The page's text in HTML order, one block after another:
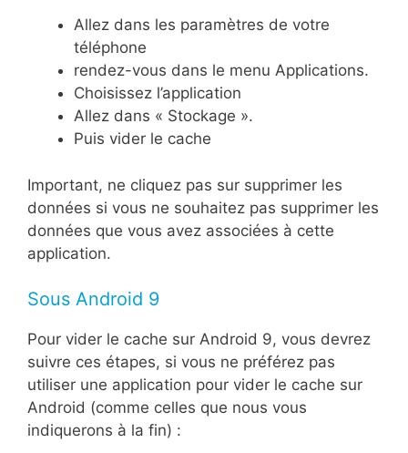
Allez dans les paramètres de votre
téléphone
rendez-vous dans le menu Applications.
Choisissez l’application
Allez dans « Stockage ».
Puis vider le cache
Important, ne cliquez pas sur supprimer les
données si vous ne souhaitez pas supprimer les
données que vous avez associées à cette
application.
Sous Android 9
Pour vider le cache sur Android 9, vous devrez
suivre ces étapes, si vous ne préférez pas
utiliser une application pour vider le cache sur
Android (comme celles que nous vous
indiquerons à la fin) :